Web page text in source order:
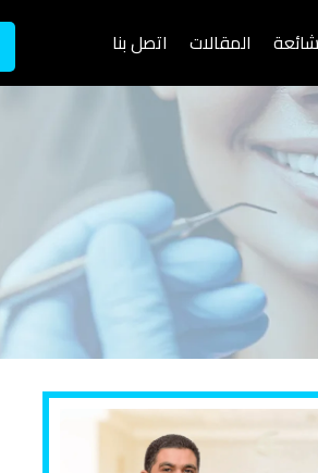
المقالات اتصل بنا